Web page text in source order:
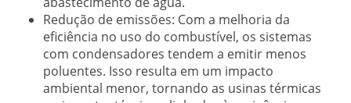
Redução de emissões: Com a melhoria da
eficiência no uso do combustível, os sistemas
com condensadores tendem a emitir menos
poluentes. Isso resulta em um impacto
ambiental menor, tornando as usinas térmicas